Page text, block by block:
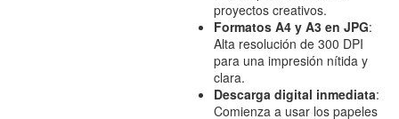
proyectos creativos.
Formatos A4 y A3 en JPG:
Alta resolución de 300 DPI
para una impresión nítida y
clara.
Descarga digital inmediata:
Comienza a usar los papeles